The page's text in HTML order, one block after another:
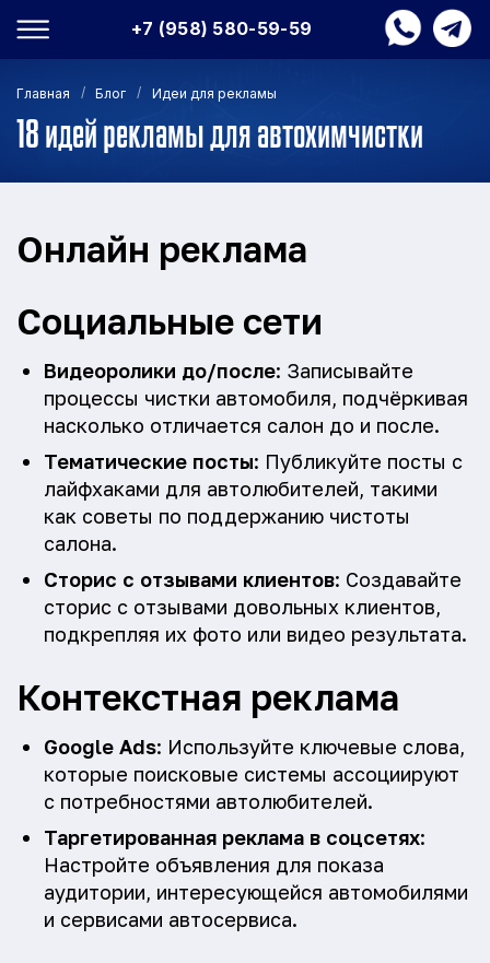
+7 (958) 580-59-59
Главная / Блог / Идеи для рекламы
18 идей рекламы для автохимчистки
Онлайн реклама
Социальные сети
Видеоролики до/после: Записывайте
процессы чистки автомобиля, подчёркивая
насколько отличается салон до и после.
Тематические посты: Публикуйте посты с
лайфхаками для автолюбителей, такими
как советы по поддержанию чистоты
салона.
Сторис с отзывами клиентов: Создавайте
сторис с отзывами довольных клиентов,
подкрепляя их фото или видео результата.
Контекстная реклама
Google Ads: Используйте ключевые слова,
которые поисковые системы ассоциируют
с потребностями автолюбителей.
Таргетированная реклама в соцсетях:
Настройте объявления для показа
аудитории, интересующейся автомобилями
и сервисами автосервиса.